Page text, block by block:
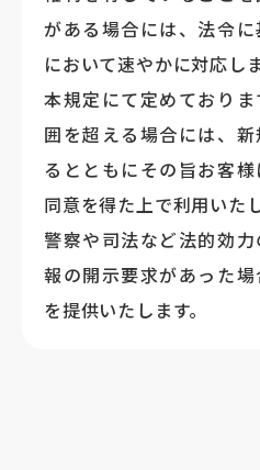
がある場合には、法令
において速やかに対応しま
本規定にて定めており
囲を超える場合には、
るとともにその旨お客
同意を得た上で利用いたし
警察や司法など法的効
報の開示要求があった
を提供いたします。